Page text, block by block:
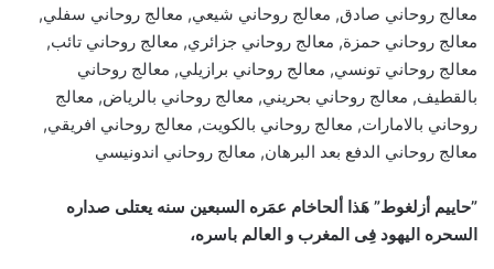
معالج روحاني صادق, معالج روحاني شيعي, معالج روحاني سفلي,
معالج روحاني حمزة, معالج روحاني جزائري, معالج روحاني تائب,
معالج روحاني تونسي, معالج روحاني برازيلي, معالج روحاني
بالقطيف, معالج روحاني بحريني, معالج روحاني بالرياض, معالج
روحاني بالامارات, معالج روحاني بالكويت, معالج روحاني افريقي,
معالج روحاني الدفع بعد البرهان, معالج روحاني اندونيسي
”حاييم أزلغوط” هَذا ألحاخام عمَره السبعين سنه يعتلى صداره
السحره اليهود فِى المغرب و العالم باسره،